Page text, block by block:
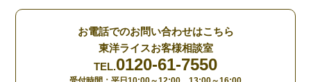
お電話でのお問い合わせはこちら
東洋ライスお客様相談室
TEL.0120-61-7550